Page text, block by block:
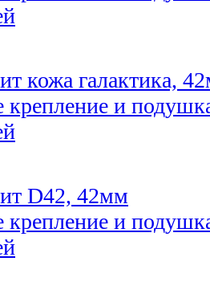
кожа галактика,
крепление и
D42, 42мм
крепление и